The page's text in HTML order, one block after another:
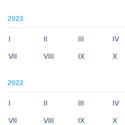
2023
I II III IV
VII VIII IX X
2022
I II III IV
VII VIII IX X